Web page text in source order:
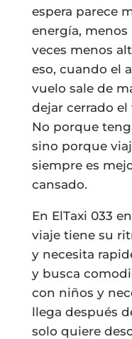
espera parece
energía,
veces menos
eso, cuando el
vuelo sale de
dejar cerrado
No porque
sino porque
siempre es
cansado.
En ElTaxi 033
viaje tiene su
y necesita
y busca
con niños y
llega después
solo quiere